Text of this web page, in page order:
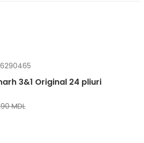
3&1 Original 24 pliuri
MDL